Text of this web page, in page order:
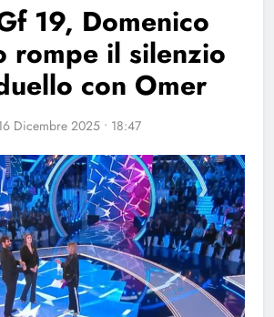
19, Domenico
rompe il silenzio
con Omer
Dicembre 2025 • 18:47